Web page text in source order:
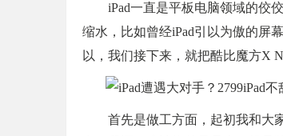
iPad一直是平板电脑领域的佼
缩水，比如曾经iPad引以为傲的屏
以，我们接下来，就把酷比魔方X
首先是做工方面，起初我和大